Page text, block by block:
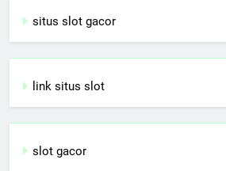
situs slot gacor
link situs slot
slot gacor